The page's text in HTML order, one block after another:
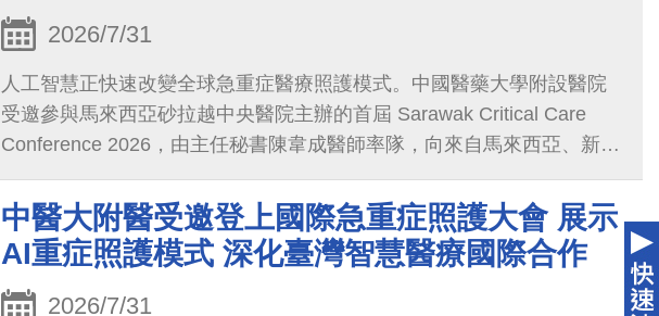
2026/7/31
人工智慧正快速改變全球急重症醫療照護模式。中國醫藥大學附設醫院
受邀參與馬來西亞砂拉越中央醫院主辦的首屆 Sarawak Critical Care
Conference 2026，由主任秘書陳韋成醫師率隊，向來自馬來西亞、新加
坡及臺灣近300位急重症醫療專家、醫師及護理人員，分享人工智慧
（AI）重症照護、智慧臨床決策及生成式AI護理機器人等創新成果，展
現臺灣智慧醫療由臨床實證邁向國際合作與模式輸出的發展成果，獲得
與會者熱烈迴響。
中醫大附醫受邀登上國際急重症照護大會 展示
AI重症照護模式 深化臺灣智慧醫療國際合作
2026/7/31